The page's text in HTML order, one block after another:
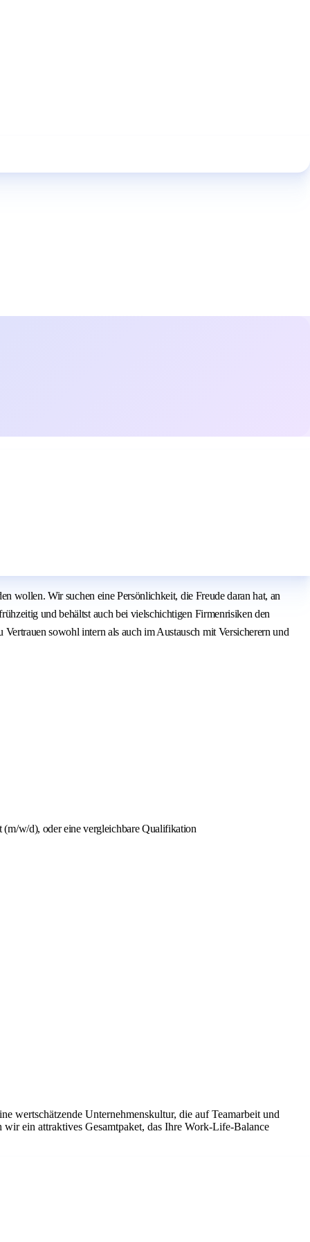
wollen. Wir suchen eine Persönlichkeit, die Freude daran hat, an
und behältst auch bei vielschichtigen Firmenrisiken den
sowohl intern als auch im Austausch mit Versicherern und
w/d), oder eine vergleichbare Qualifikation
wertschätzende Unternehmenskultur, die auf Teamarbeit und
ein attraktives Gesamtpaket, das Ihre Work-Life-Balance